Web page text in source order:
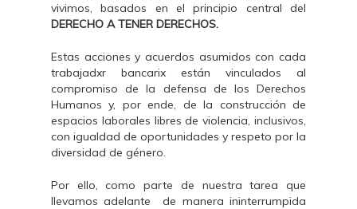
vivimos, basados en el principio central del
DERECHO A TENER DERECHOS.
Estas acciones y acuerdos asumidos con cada
trabajadxr bancarix están vinculados al
compromiso de la defensa de los Derechos
Humanos y, por ende, de la construcción de
espacios laborales libres de violencia, inclusivos,
con igualdad de oportunidades y respeto por la
diversidad de género.
Por ello, como parte de nuestra tarea que
llevamos adelante de manera ininterrumpida